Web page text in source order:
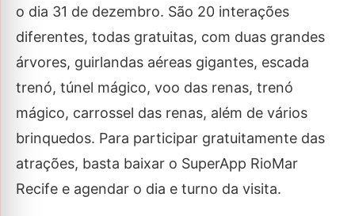
o dia 31 de dezembro. São 20 interações
diferentes, todas gratuitas, com duas grandes
árvores, guirlandas aéreas gigantes, escada
trenó, túnel mágico, voo das renas, trenó
mágico, carrossel das renas, além de vários
brinquedos. Para participar gratuitamente das
atrações, basta baixar o SuperApp RioMar
Recife e agendar o dia e turno da visita.